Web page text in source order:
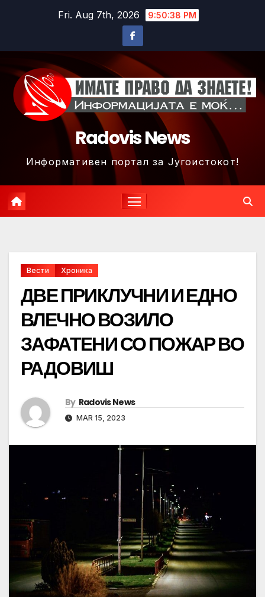
Fri. Aug 7th, 2026 9:50:41 PM
Radovis News
Информативен портал за Југоистокот!
Вести Хроника
ДВЕ ПРИКЛУЧНИ И ЕДНО
ВЛЕЧНО ВОЗИЛО
ЗАФАТЕНИ СО ПОЖАР ВО
РАДОВИШ
By Radovis News
MAR 15, 2023